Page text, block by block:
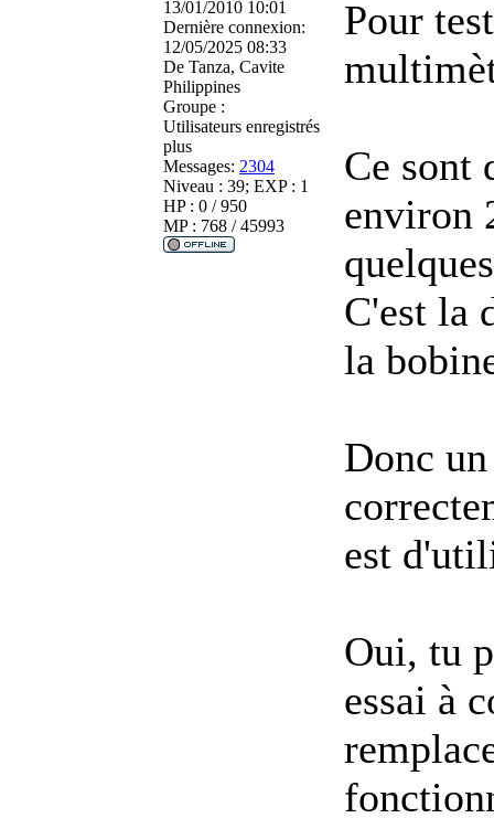
13/01/2010 10:01
Dernière connexion:
12/05/2025 08:33
De Tanza, Cavite
Philippines
Groupe :
Utilisateurs enregistrés
plus
Messages: 2304
Niveau : 39; EXP : 1
HP : 0 / 950
MP : 768 / 45993
Pour
Ce sont
environ
C'est la
la
Donc
est
Oui, tu
essai à